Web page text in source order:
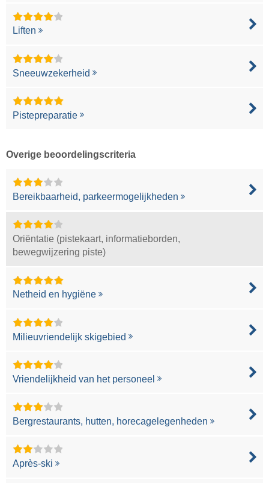
Liften
Sneeuwzekerheid
Pistepreparatie
Overige beoordelingscriteria
Bereikbaarheid, parkeermogelijkheden
Oriëntatie (pistekaart, informatieborden,
bewegwijzering piste)
Netheid en hygiëne
Milieuvriendelijk skigebied
Vriendelijkheid van het personeel
Bergrestaurants, hutten, horecagelegenheden
Après-ski